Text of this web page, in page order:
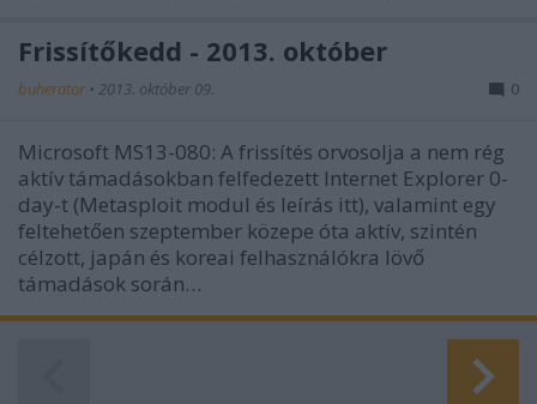
Frissítőkedd - 2013. október
buherator • 2013. október 09. 0
Microsoft MS13-080: A frissítés orvosolja a nem rég
aktív támadásokban felfedezett Internet Explorer 0-
day-t (Metasploit modul és leírás itt), valamint egy
feltehetően szeptember közepe óta aktív, szintén
célzott, japán és koreai felhasználókra lövő
támadások során…